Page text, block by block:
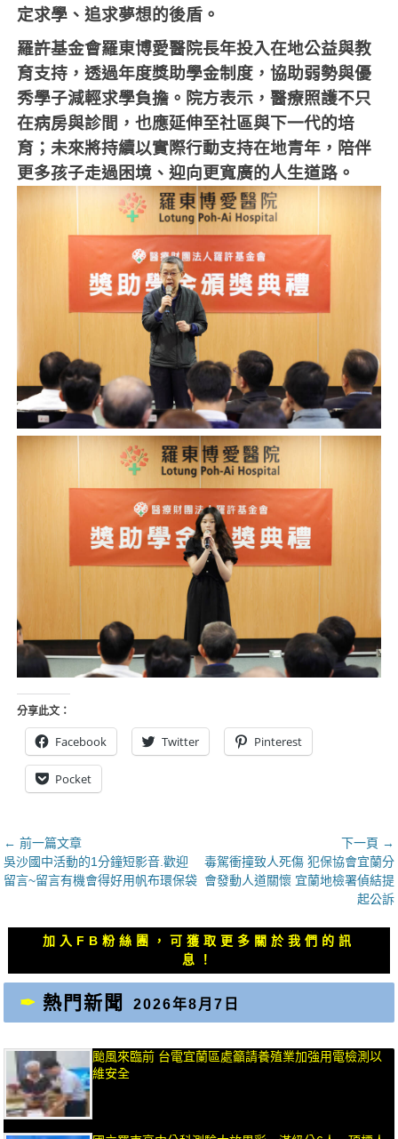
定求學、追求夢想的後盾。
羅許基金會羅東博愛醫院長年投入在地公益與教
育支持，透過年度獎助學金制度，協助弱勢與優
秀學子減輕求學負擔。院方表示，醫療照護不只
在病房與診間，也應延伸至社區與下一代的培
育；未來將持續以實際行動支持在地青年，陪伴
更多孩子走過困境、迎向更寬廣的人生道路。
分享此文：
Facebook Twitter Pinterest
Pocket
文
章
導
← 前一篇文章
上
一
吳沙國中活動的1分鐘短影音.歡迎
留言~留言有機會得好用帆布環保袋
下一頁 →
下
一
章：
毒駕衝撞致人死傷 犯保協會宜蘭分
會發動人道關懷 宜蘭地檢署偵結提
起公訴
加入FB粉絲團，可獲取更多關於我們的訊
息！
熱門新聞 2026年8月7日
颱風來臨前 台電宜蘭區處籲請養殖業加強用電檢測以
維安全